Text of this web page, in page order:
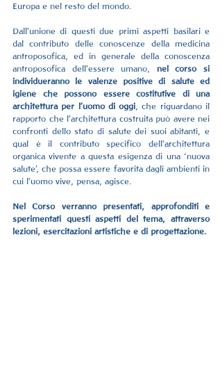
Europa e nel resto del mondo.
Dall’unione di questi due primi aspetti basilari e
dal contributo delle conoscenze della medicina
antroposofica, ed in generale della conoscenza
antroposofica dell’essere umano, nel corso si
individueranno le valenze positive di salute ed
igiene che possono essere costitutive di una
architettura per l’uomo di oggi , che riguardano il
rapporto che l’architettura costruita può avere nei
confronti dello stato di salute dei suoi abitanti, e
qual è il contributo specifico dell’architettura
organica vivente a questa esigenza di una ‘nuova
salute’, che possa essere favorita dagli ambienti in
cui l’uomo vive, pensa, agisce.
Nel Corso verranno presentati, approfonditi e
sperimentati questi aspetti del tema, attraverso
lezioni, esercitazioni artistiche e di progettazione.